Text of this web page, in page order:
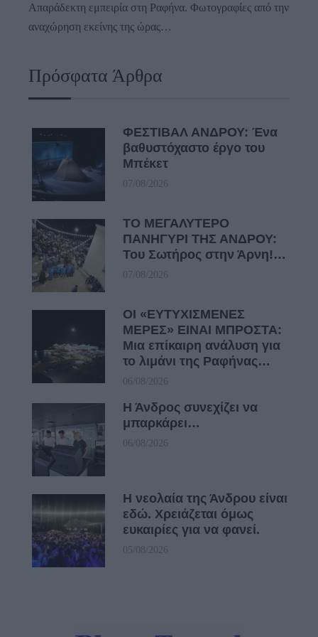
Απαράδεκτη εμπειρία στη Ραφήνα. Φωτογραφίες από την
αναχώρηση εκείνης της ώρας…
Πρόσφατα Άρθρα
ΦΕΣΤΙΒΑΛ ΑΝΔΡΟΥ: Ένα
βαθυστόχαστο έργο του
Μπέκετ
07/08/2026
ΤΟ ΜΕΓΑΛΥΤΕΡΟ
ΠΑΝΗΓΥΡΙ ΤΗΣ ΑΝΔΡΟΥ:
Του Σωτήρος στην Άρνη!…
07/08/2026
ΟΙ «ΕΥΤΥΧΙΣΜΕΝΕΣ
ΜΕΡΕΣ» ΕΙΝΑΙ ΜΠΡΟΣΤΑ:
Μια επίκαιρη ανάλυση για
το λιμάνι της Ραφήνας…
06/08/2026
Η Άνδρος συνεχίζει να
μπαρκάρει…
06/08/2026
Η νεολαία της Άνδρου είναι
εδώ. Χρειάζεται όμως
ευκαιρίες για να φανεί.
05/08/2026